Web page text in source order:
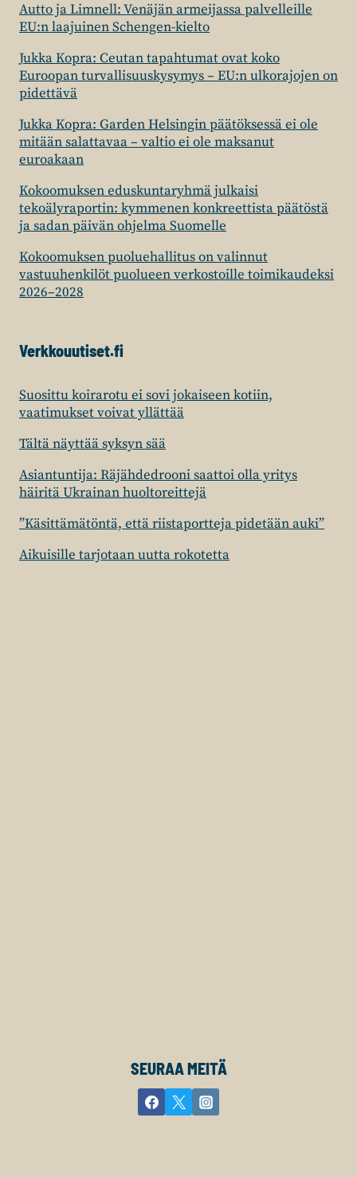
Autto ja Limnell: Venäjän armeijassa palvelleille
EU:n laajuinen Schengen-kielto
Jukka Kopra: Ceutan tapahtumat ovat koko
Euroopan turvallisuuskysymys – EU:n ulkorajojen on
pidettävä
Jukka Kopra: Garden Helsingin päätöksessä ei ole
mitään salattavaa – valtio ei ole maksanut
euroakaan
Kokoomuksen eduskuntaryhmä julkaisi
tekoälyraportin: kymmenen konkreettista päätöstä
ja sadan päivän ohjelma Suomelle
Kokoomuksen puoluehallitus on valinnut
vastuuhenkilöt puolueen verkostoille toimikaudeksi
2026–2028
Verkkouutiset.fi
Suosittu koirarotu ei sovi jokaiseen kotiin,
vaatimukset voivat yllättää
Tältä näyttää syksyn sää
Asiantuntija: Räjähdedrooni saattoi olla yritys
häiritä Ukrainan huoltoreittejä
”Käsittämätöntä, että riistaportteja pidetään auki”
Aikuisille tarjotaan uutta rokotetta
SEURAA MEITÄ